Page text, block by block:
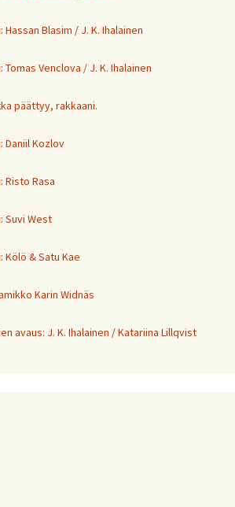
Bla­sim / J. K. Ihalainen
Venclova / J. K. Ihalainen
päättyy, rakkaani.
Daniil Kozlov
Risto Rasa
Suvi West
Kölö & Satu Kae
Karin Widnäs
avaus: J. K. Ihalainen / Katariina Lillqvist